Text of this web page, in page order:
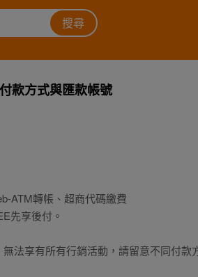
搜尋
付款方式與匯款帳號
ATM轉帳、超商代碼繳費
先享後付。
法享有所有行銷活動，請留意不同付